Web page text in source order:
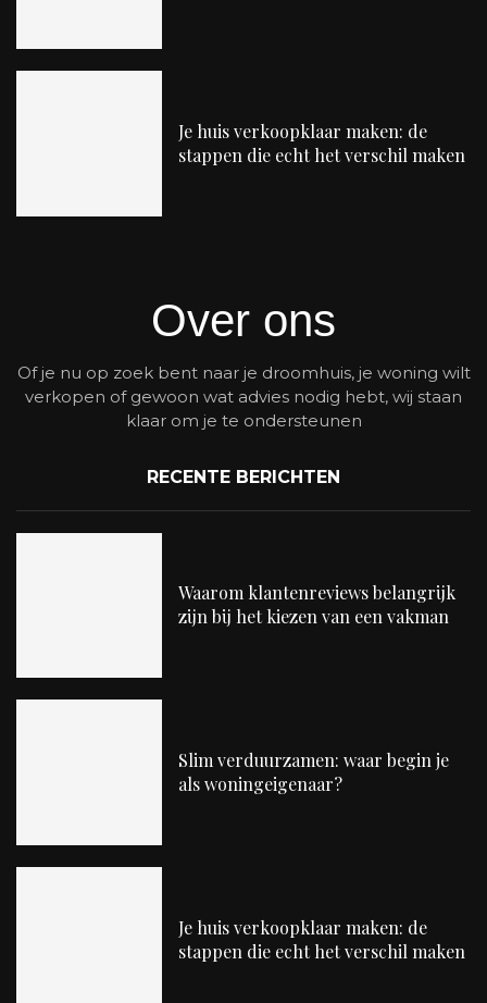
Je huis verkoopklaar maken: de
stappen die echt het verschil maken
Over ons
Of je nu op zoek bent naar je droomhuis, je woning wilt
verkopen of gewoon wat advies nodig hebt, wij staan
klaar om je te ondersteunen
RECENTE BERICHTEN
Waarom klantenreviews belangrijk
zijn bij het kiezen van een vakman
Slim verduurzamen: waar begin je
als woningeigenaar?
Je huis verkoopklaar maken: de
stappen die echt het verschil maken